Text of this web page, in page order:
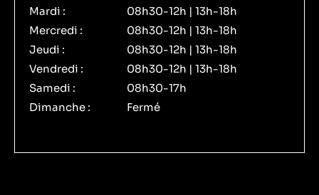
Mardi :
Mercredi :
Jeudi :
Vendredi :
Samedi :
Dimanche :
08h30-12h | 13h-18h
08h30-12h | 13h-18h
08h30-12h | 13h-18h
08h30-12h | 13h-18h
08h30-17h
Fermé